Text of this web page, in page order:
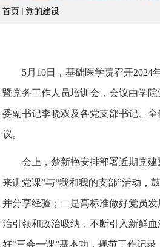
首页 党的建设
5月 10日，基础医学院召开2024
暨党务工作人员培训会，会议由学
委副书记李晓双及各党支部书记、
议。
会上，楚新艳安排部署近期党
来讲党课”与“我和我的支部”活动，
并分享经验；二是高标准做好党员
治引领和政治吸纳，不断引入新鲜
好“三会一课”基本功，规范工作记